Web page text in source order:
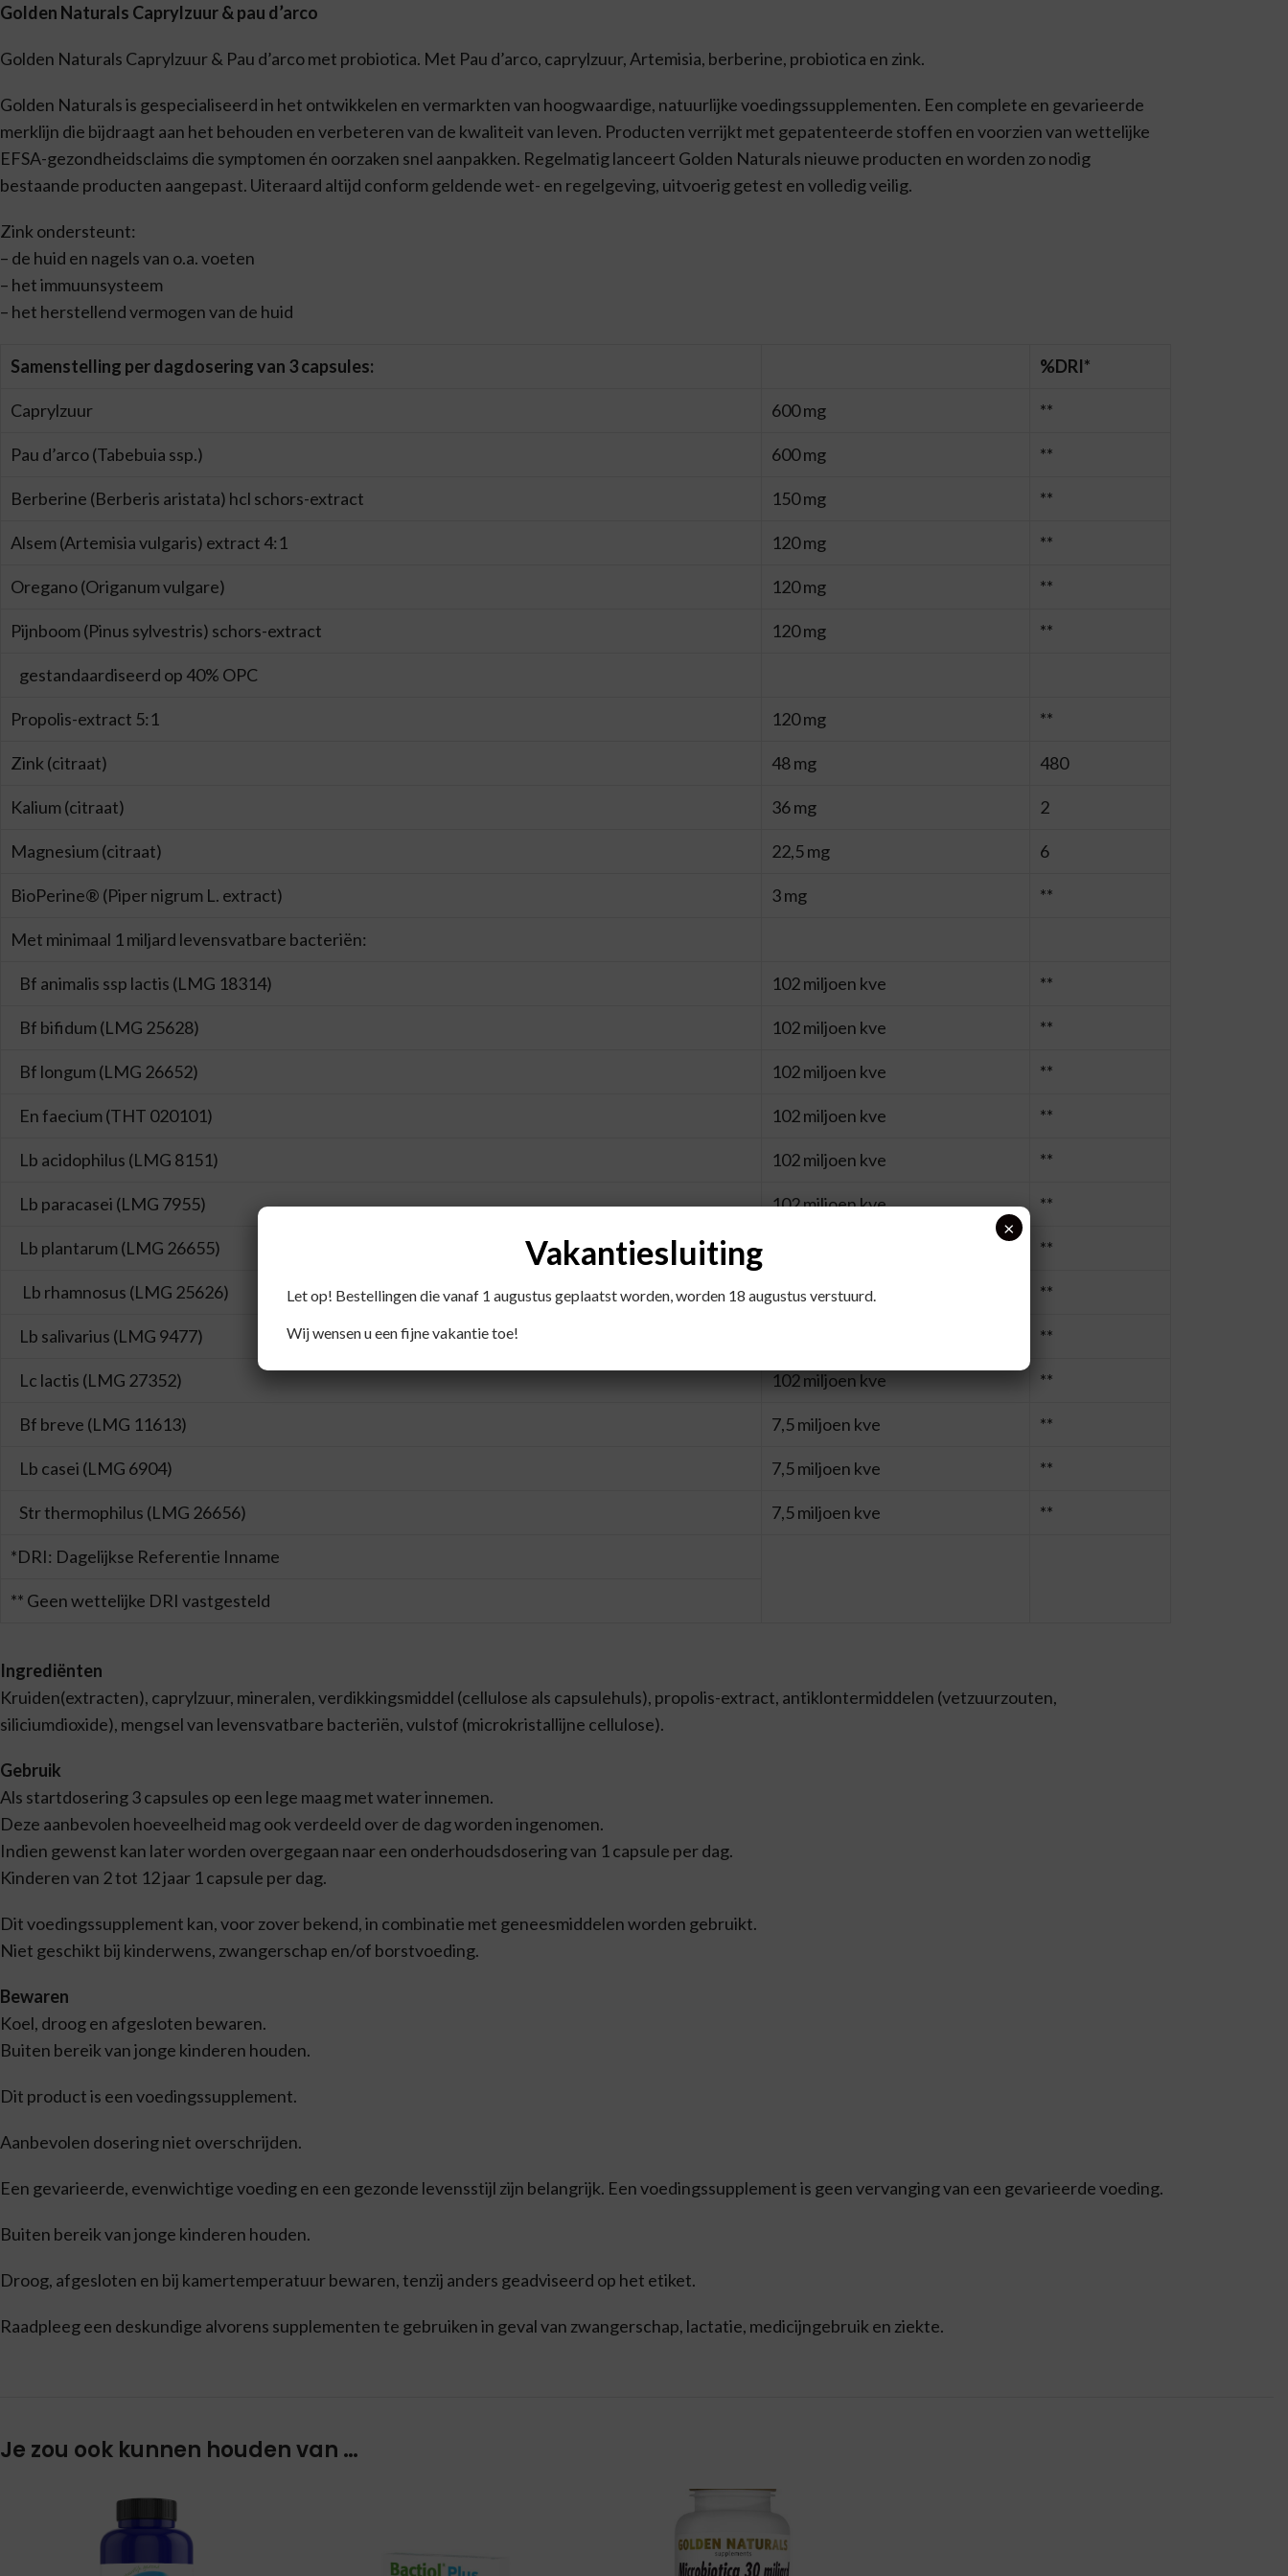
Golden Naturals Caprylzuur & pau d’arco
Golden Naturals Caprylzuur & Pau d’arco met probiotica. Met Pau d’arco, caprylzuur, Artemisia, berberine, probiotica en zink.
Golden Naturals is gespecialiseerd in het ontwikkelen en vermarkten van hoogwaardige, natuurlijke voedingssupplementen. Een complete en gevarieerde
merklijn die bijdraagt aan het behouden en verbeteren van de kwaliteit van leven. Producten verrijkt met gepatenteerde stoffen en voorzien van wettelijke
EFSA-gezondheidsclaims die symptomen én oorzaken snel aanpakken. Regelmatig lanceert Golden Naturals nieuwe producten en worden zo nodig
bestaande producten aangepast. Uiteraard altijd conform geldende wet- en regelgeving, uitvoerig getest en volledig veilig.
Zink ondersteunt:
– de huid en nagels van o.a. voeten
– het immuunsysteem
– het herstellend vermogen van de huid
Samenstelling per dagdosering van 3 capsules: %DRI*
Caprylzuur 600 mg **
Pau d’arco (Tabebuia ssp.) 600 mg **
Berberine (Berberis aristata) hcl schors-extract 150 mg **
Alsem (Artemisia vulgaris) extract 4:1 120 mg **
Oregano (Origanum vulgare) 120 mg **
Pijnboom (Pinus sylvestris) schors-extract 120 mg **
gestandaardiseerd op 40% OPC
Propolis-extract 5:1 120 mg **
Zink (citraat) 48 mg 480
Kalium (citraat) 36 mg 2
Magnesium (citraat) 22,5 mg 6
BioPerine® (Piper nigrum L. extract) 3 mg **
Met minimaal 1 miljard levensvatbare bacteriën:
Bf animalis ssp lactis (LMG 18314) 102 miljoen kve **
Bf bifidum (LMG 25628) 102 miljoen kve **
Bf longum (LMG 26652) 102 miljoen kve **
En faecium (THT 020101) 102 miljoen kve **
Lb acidophilus (LMG 8151) 102 miljoen kve **
Lb paracasei (LMG 7955) 102 miljoen kve **
Lb plantarum (LMG 26655) **
Lb rhamnosus (LMG 25626) 102 miljoen kve **
Lb salivarius (LMG 9477) **
Lc lactis (LMG 27352) 102 miljoen kve **
Bf breve (LMG 11613) 7,5 miljoen kve **
Lb casei (LMG 6904) 7,5 miljoen kve **
Str thermophilus (LMG 26656) 7,5 miljoen kve **
*DRI: Dagelijkse Referentie Inname
** Geen wettelijke DRI vastgesteld
Ingrediënten
Kruiden(extracten), caprylzuur, mineralen, verdikkingsmiddel (cellulose als capsulehuls), propolis-extract, antiklontermiddelen (vetzuurzouten,
siliciumdioxide), mengsel van levensvatbare bacteriën, vulstof (microkristallijne cellulose).
Gebruik
Als startdosering 3 capsules op een lege maag met water innemen.
Deze aanbevolen hoeveelheid mag ook verdeeld over de dag worden ingenomen.
Indien gewenst kan later worden overgegaan naar een onderhoudsdosering van 1 capsule per dag.
Kinderen van 2 tot 12 jaar 1 capsule per dag.
Dit voedingssupplement kan, voor zover bekend, in combinatie met geneesmiddelen worden gebruikt.
Niet geschikt bij kinderwens, zwangerschap en/of borstvoeding.
Bewaren
Koel, droog en afgesloten bewaren.
Buiten bereik van jonge kinderen houden.
Dit product is een voedingssupplement.
Aanbevolen dosering niet overschrijden.
Een gevarieerde, evenwichtige voeding en een gezonde levensstijl zijn belangrijk. Een voedingssupplement is geen vervanging van een gevarieerde voeding.
Buiten bereik van jonge kinderen houden.
Droog, afgesloten en bij kamertemperatuur bewaren, tenzij anders geadviseerd op het etiket.
Raadpleeg een deskundige alvorens supplementen te gebruiken in geval van zwangerschap, lactatie, medicijngebruik en ziekte.
Je zou ook kunnen houden van …
Vakantiesluiting
Let op! Bestellingen die vanaf 1 augustus geplaatst worden, worden 18 augustus verstuurd.
Wij wensen u een fijne vakantie toe!
×